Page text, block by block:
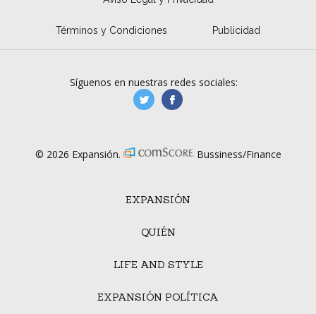
Términos y Condiciones Publicidad
EXPANSIÓN
QUIÉN
LIFE AND STYLE
EXPANSIÓN POLÍTICA
Síguenos en nuestras redes sociales:
manufacturaGE
© 2026 Expansión. Bussiness/Finance